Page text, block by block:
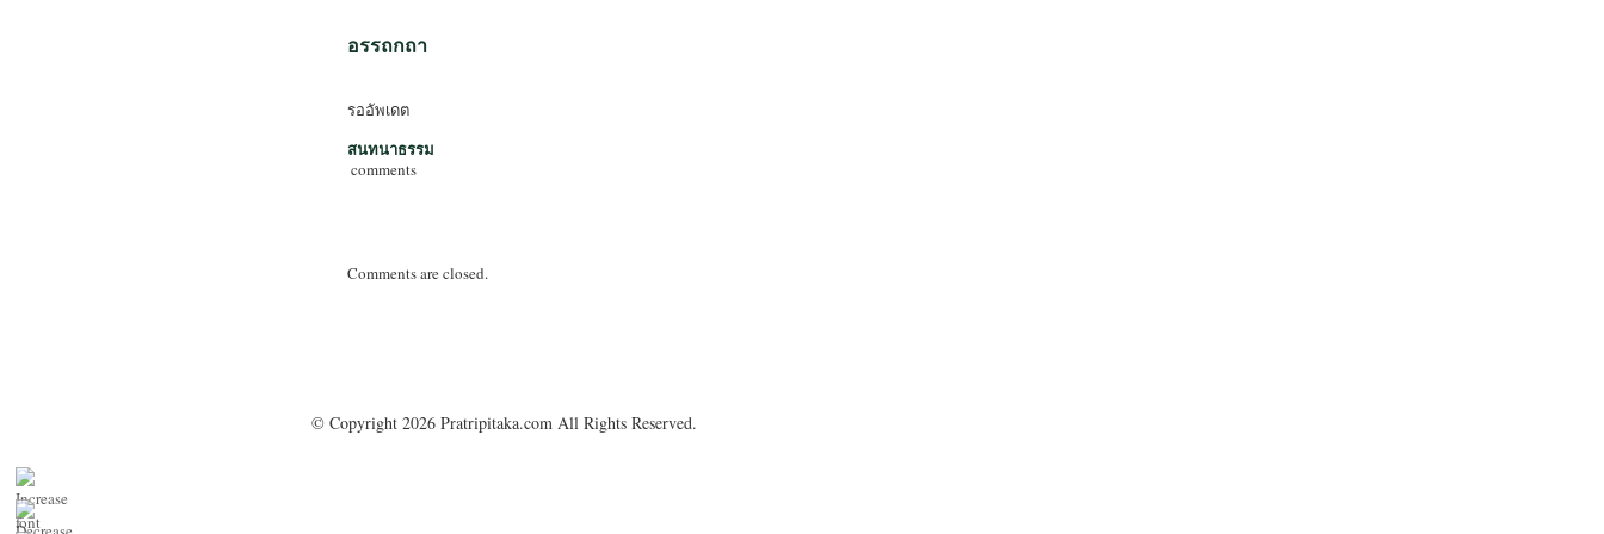
อรรถกถา
รออัพเดต
สนทนาธรรม
comments
Comments are closed.
© Copyright 2026 Pratripitaka.com All Rights Reserved.